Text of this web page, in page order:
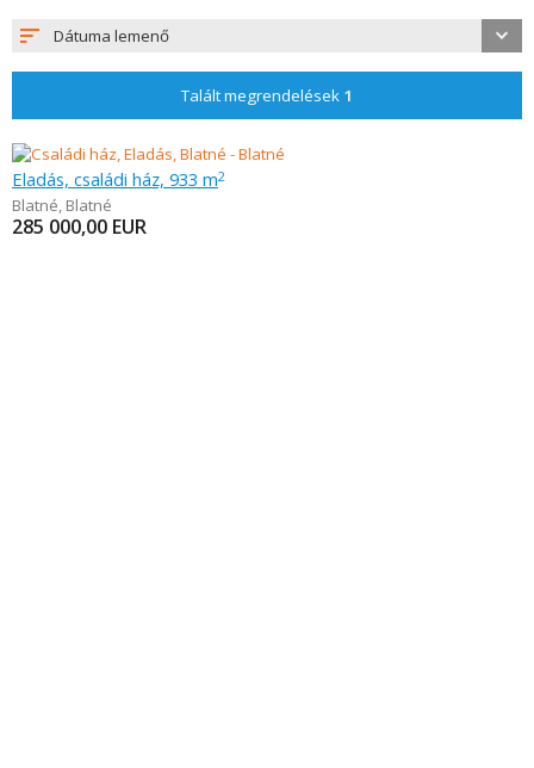
Dátuma lemenő
Talált megrendelések 1
Eladás, családi ház, 933 m2
Blatné, Blatné
285 000,00 EUR